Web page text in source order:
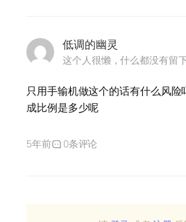
低调的幽灵
这个人很懒，什么都没有留
只用手输机做这个的话有什么风
成比例是多少呢
5年前 0条评论